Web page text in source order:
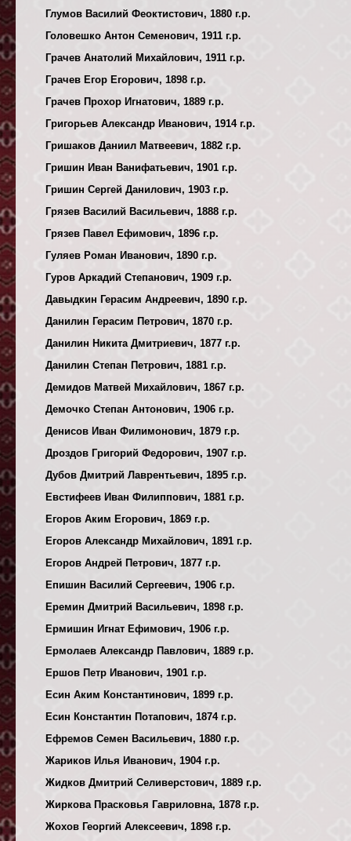
Глумов Василий Феоктистович, 1880 г.р.
Головешко Антон Семенович, 1911 г.р.
Грачев Анатолий Михайлович, 1911 г.р.
Грачев Егор Егорович, 1898 г.р.
Грачев Прохор Игнатович, 1889 г.р.
Григорьев Александр Иванович, 1914 г.р.
Гришаков Даниил Матвеевич, 1882 г.р.
Гришин Иван Ванифатьевич, 1901 г.р.
Гришин Сергей Данилович, 1903 г.р.
Грязев Василий Васильевич, 1888 г.р.
Грязев Павел Ефимович, 1896 г.р.
Гуляев Роман Иванович, 1890 г.р.
Гуров Аркадий Степанович, 1909 г.р.
Давыдкин Герасим Андреевич, 1890 г.р.
Данилин Герасим Петрович, 1870 г.р.
Данилин Никита Дмитриевич, 1877 г.р.
Данилин Степан Петрович, 1881 г.р.
Демидов Матвей Михайлович, 1867 г.р.
Демочко Степан Антонович, 1906 г.р.
Денисов Иван Филимонович, 1879 г.р.
Дроздов Григорий Федорович, 1907 г.р.
Дубов Дмитрий Лаврентьевич, 1895 г.р.
Евстифеев Иван Филиппович, 1881 г.р.
Егоров Аким Егорович, 1869 г.р.
Егоров Александр Михайлович, 1891 г.р.
Егоров Андрей Петрович, 1877 г.р.
Епишин Василий Сергеевич, 1906 г.р.
Еремин Дмитрий Васильевич, 1898 г.р.
Ермишин Игнат Ефимович, 1906 г.р.
Ермолаев Александр Павлович, 1889 г.р.
Ершов Петр Иванович, 1901 г.р.
Есин Аким Константинович, 1899 г.р.
Есин Константин Потапович, 1874 г.р.
Ефремов Семен Васильевич, 1880 г.р.
Жариков Илья Иванович, 1904 г.р.
Жидков Дмитрий Селиверстович, 1889 г.р.
Жиркова Прасковья Гавриловна, 1878 г.р.
Жохов Георгий Алексеевич, 1898 г.р.